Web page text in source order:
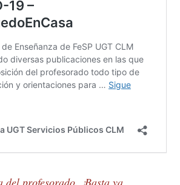
del profesorado. ¡Basta ya